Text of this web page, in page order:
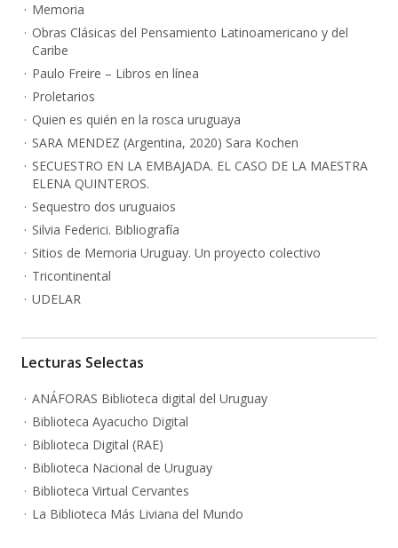
Memoria
Obras Clásicas del Pensamiento Latinoamericano y del
Caribe
Paulo Freire – Libros en línea
Proletarios
Quien es quién en la rosca uruguaya
SARA MENDEZ (Argentina, 2020) Sara Kochen
SECUESTRO EN LA EMBAJADA. EL CASO DE LA MAESTRA
ELENA QUINTEROS.
Sequestro dos uruguaios
Silvia Federici. Bibliografía
Sitios de Memoria Uruguay. Un proyecto colectivo
Tricontinental
UDELAR
Lecturas Selectas
ANÁFORAS Biblioteca digital del Uruguay
Biblioteca Ayacucho Digital
Biblioteca Digital (RAE)
Biblioteca Nacional de Uruguay
Biblioteca Virtual Cervantes
La Biblioteca Más Liviana del Mundo